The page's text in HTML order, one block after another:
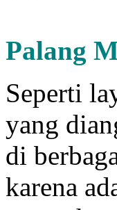
Palang
Seperti
yang
di
karena